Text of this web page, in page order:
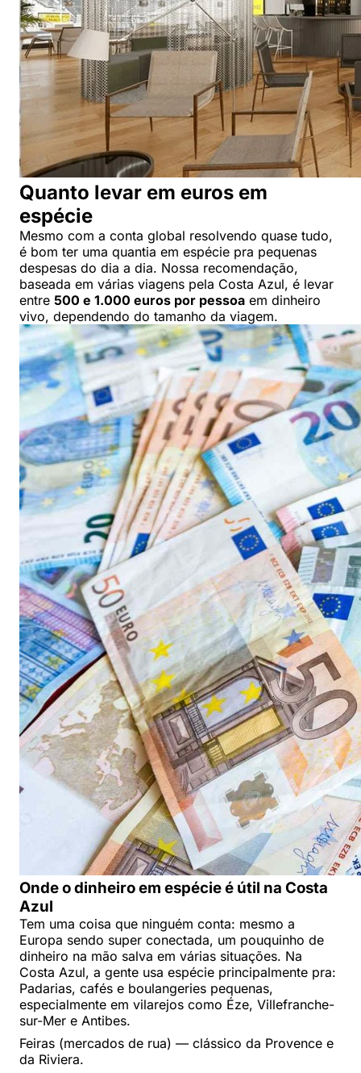
Quanto levar em euros em
espécie
Mesmo com a conta global resolvendo quase tudo,
é bom ter uma quantia em espécie pra pequenas
despesas do dia a dia. Nossa recomendação,
baseada em várias viagens pela Costa Azul, é levar
entre 500 e 1.000 euros por pessoa em dinheiro
vivo, dependendo do tamanho da viagem.
Onde o dinheiro em espécie é útil na Costa
Azul
Tem uma coisa que ninguém conta: mesmo a
Europa sendo super conectada, um pouquinho de
dinheiro na mão salva em várias situações. Na
Costa Azul, a gente usa espécie principalmente pra:
Padarias, cafés e boulangeries pequenas,
especialmente em vilarejos como Éze, Villefranche-
sur-Mer e Antibes.
Feiras (mercados de rua) — clássico da Provence e
da Riviera.